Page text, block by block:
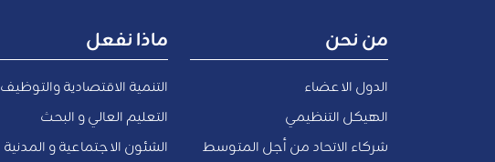
ماذا نفعل
التنمية الاقتصادية والتوظيف
التعليم العالي و البحث
الشئون الاجتماعية و المدنية
من نحن
الدول الاعضاء
الهيكل التنظيمي
شركاء الاتحاد من أجل المتوسط